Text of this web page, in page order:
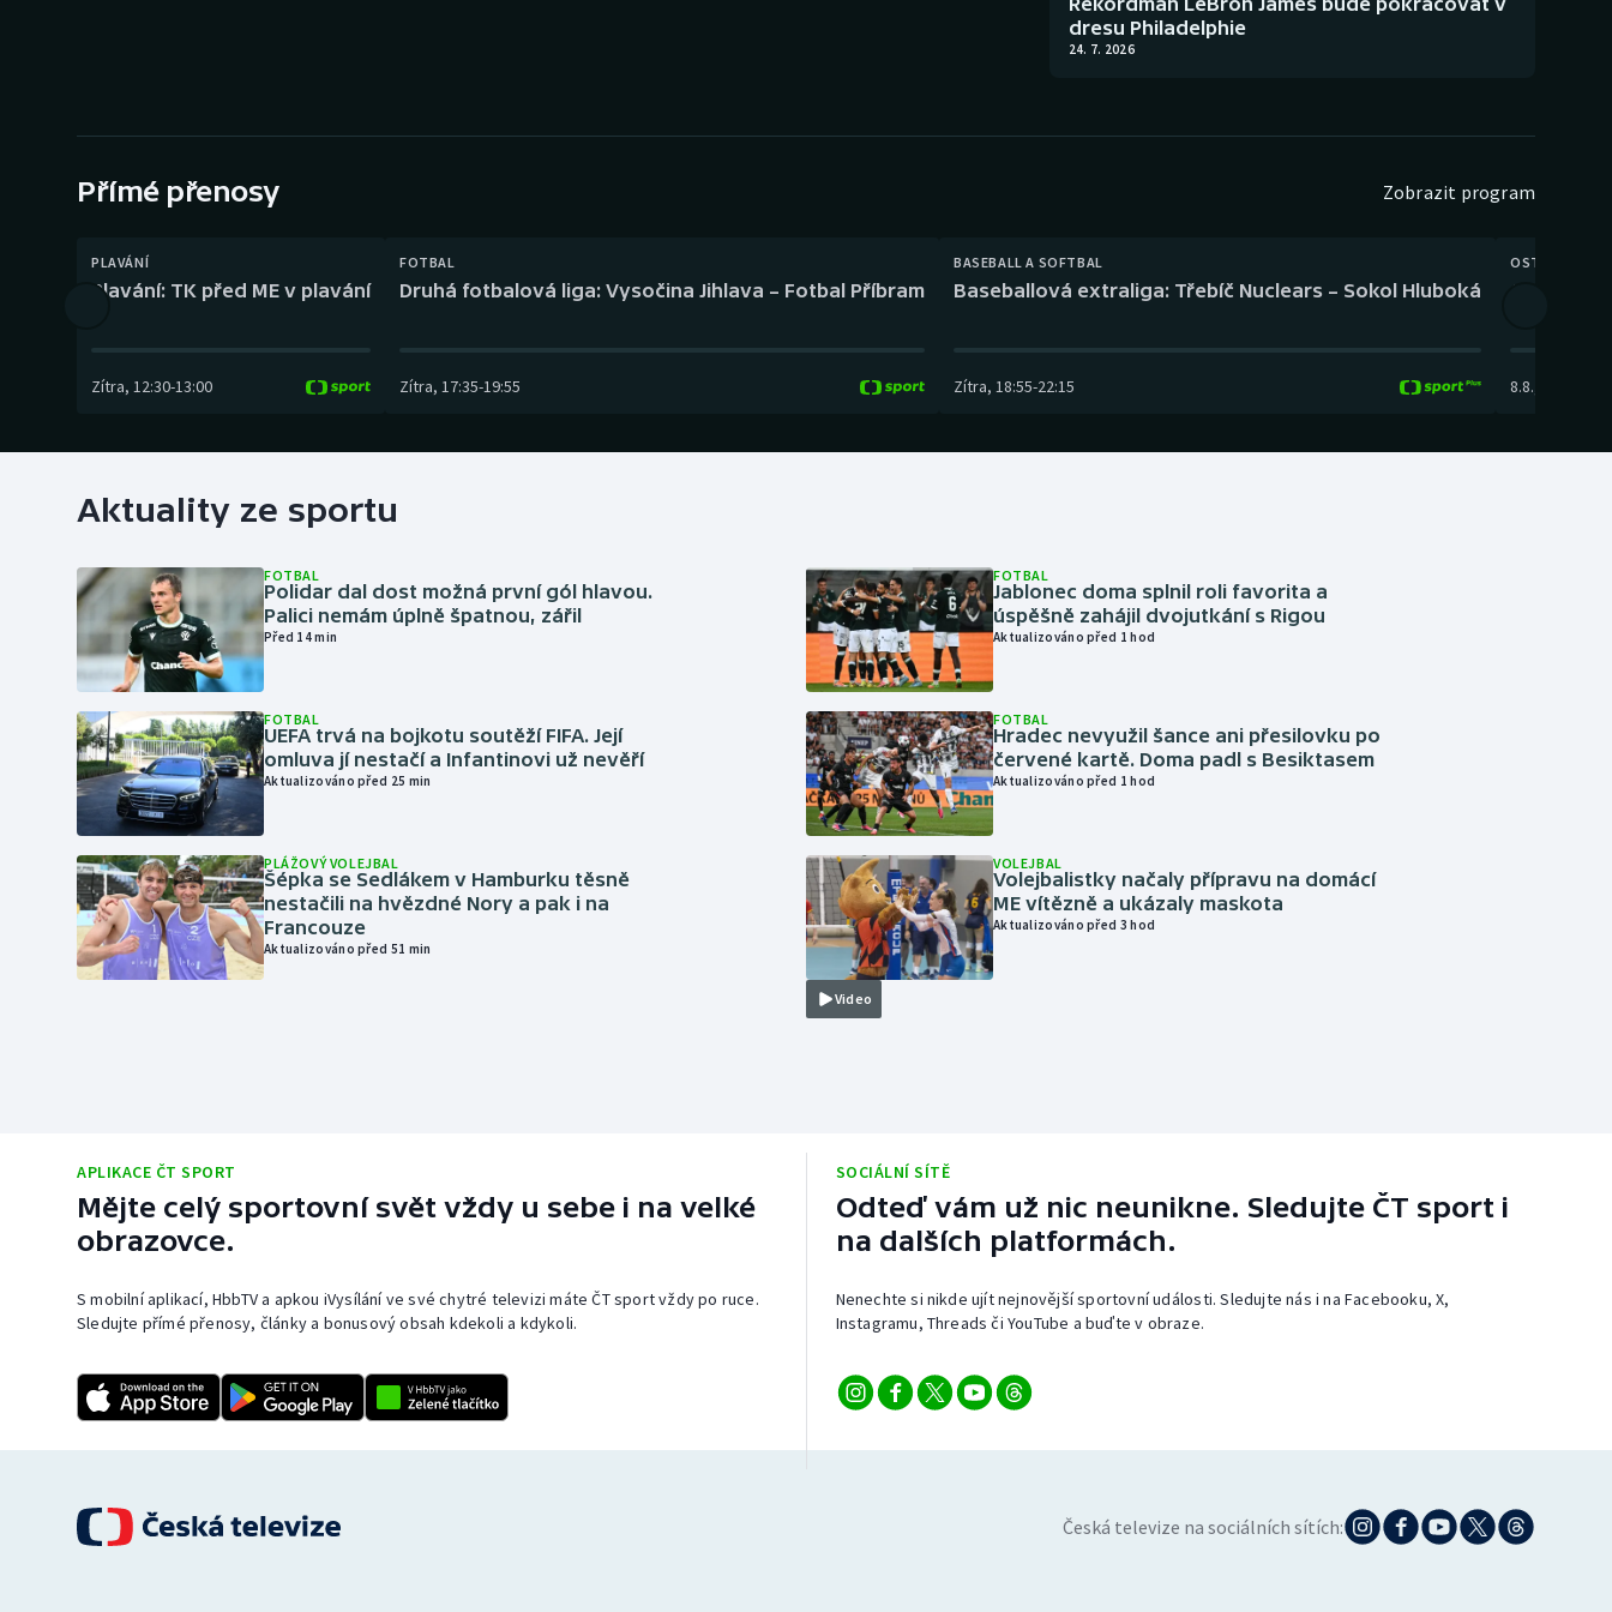
Gymnastika Plážový volejbal
dresu Philadelphie
24. 7. 2026
Přímé přenosy Zobrazit program
PLAVÁNÍ
Plavání: TK před ME v plavání
Zítra, 12:30-13:00
FOTBAL
Druhá fotbalová liga: Vysočina Jihlava – Fotbal Příbram
Zítra, 17:35-19:55
BASEBALL A SOFTBAL
Baseballová extraliga: Třebíč Nuclears – Sokol Hluboká
Zítra, 18:55-22:15
OSTATNÍ
8.8.
Aktuality ze sportu
FOTBAL
Polidar dal dost možná první gól hlavou.
Palici nemám úplně špatnou, zářil
Před 14 min
FOTBAL
UEFA trvá na bojkotu soutěží FIFA. Její
omluva jí nestačí a Infantinovi už nevěří
Aktualizováno před 25 min
PLÁŽOVÝ VOLEJBAL
Šépka se Sedlákem v Hamburku těsně
nestačili na hvězdné Nory a pak i na
Francouze
Aktualizováno před 51 min
FOTBAL
Jablonec doma splnil roli favorita a
úspěšně zahájil dvojutkání s Rigou
Aktualizováno před 1 hod
FOTBAL
Hradec nevyužil šance ani přesilovku po
červené kartě. Doma padl s Besiktasem
Aktualizováno před 1 hod
Video
VOLEJBAL
Volejbalistky načaly přípravu na domácí
ME vítězně a ukázaly maskota
Aktualizováno před 3 hod
APLIKACE ČT SPORT
Mějte celý sportovní svět vždy u sebe i na velké
obrazovce.
S mobilní aplikací, HbbTV a apkou iVysílání ve své chytré televizi máte ČT sport vždy po ruce.
Sledujte přímé přenosy, články a bonusový obsah kdekoli a kdykoli.
SOCIÁLNÍ SÍTĚ
Odteď vám už nic neunikne. Sledujte ČT sport i
na dalších platformách.
Nenechte si nikde ujít nejnovější sportovní události. Sledujte nás i na Facebooku, X,
Instagramu, Threads či YouTube a buďte v obraze.
Česká televize na sociálních sítích: